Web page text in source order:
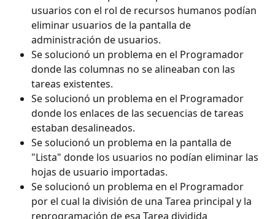
usuarios con el rol de recursos humanos podían
eliminar usuarios de la pantalla de
administración de usuarios.
Se solucionó un problema en el Programador
donde las columnas no se alineaban con las
tareas existentes.
Se solucionó un problema en el Programador
donde los enlaces de las secuencias de tareas
estaban desalineados.
Se solucionó un problema en la pantalla de
"Lista" donde los usuarios no podían eliminar las
hojas de usuario importadas.
Se solucionó un problema en el Programador
por el cual la división de una Tarea principal y la
reprogramación de esa Tarea dividida